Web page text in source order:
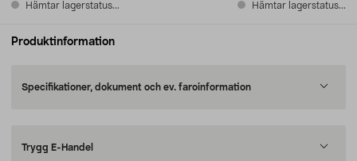
Hämtar lagerstatus... Hämtar lagerstatus...
Produktinformation
Specifikationer, dokument och ev. faroinformation
Trygg E-Handel